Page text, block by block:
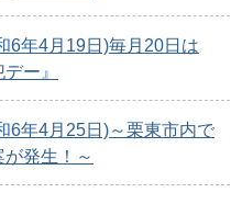
6年4月19日)毎月20日は
ー』
6年4月25日)～栗東市内で
発生！～